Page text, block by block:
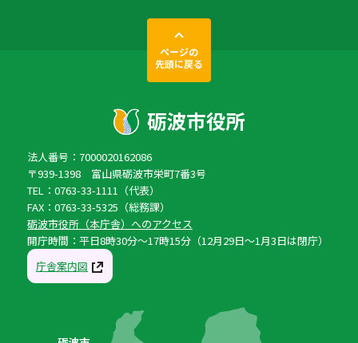
ページの
先頭に戻る
法人番号：7000020162086
〒939-1398 富山県砺波市栄町7番3号
TEL：0763-33-1111（代表）
FAX：0763-33-5325（総務課）
砺波市役所（本庁舎）へのアクセス
開庁時間：平日8時30分〜17時15分（12月29日〜1月3日は閉庁）
庁舎案内図